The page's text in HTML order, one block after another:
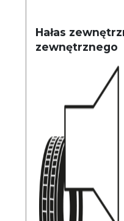
Hałas
zewnętrznego